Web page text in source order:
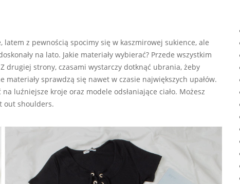
z pewnością spocimy się w kaszmirowej sukience, ale
na lato. Jakie materiały wybierać? Przede wszystkim
drugiej strony, czasami wystarczy dotknąć ubrania, żeby
sprawdzą się nawet w czasie największych upałów.
luźniejsze kroje oraz modele odsłaniające ciało. Możesz
out shoulders.